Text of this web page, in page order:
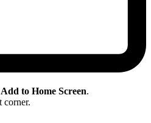
Add to Home Screen.
corner.